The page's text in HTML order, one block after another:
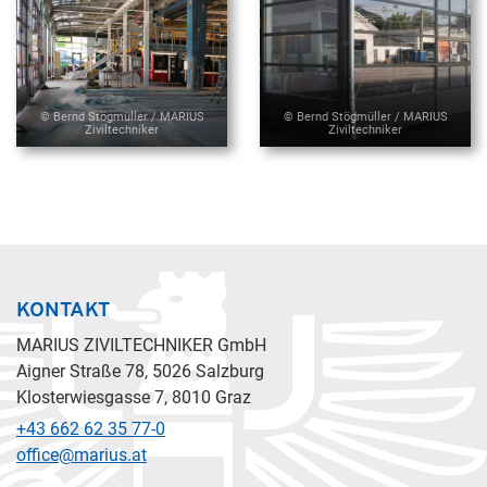
© Bernd Stögmüller / MARIUS
Ziviltechniker
© Bernd Stögmüller / MARIUS
Ziviltechniker
KONTAKT
MARIUS ZIVILTECHNIKER GmbH
Aigner Straße 78, 5026 Salzburg
Klosterwiesgasse 7, 8010 Graz
+43 662 62 35 77-0
office@marius.at